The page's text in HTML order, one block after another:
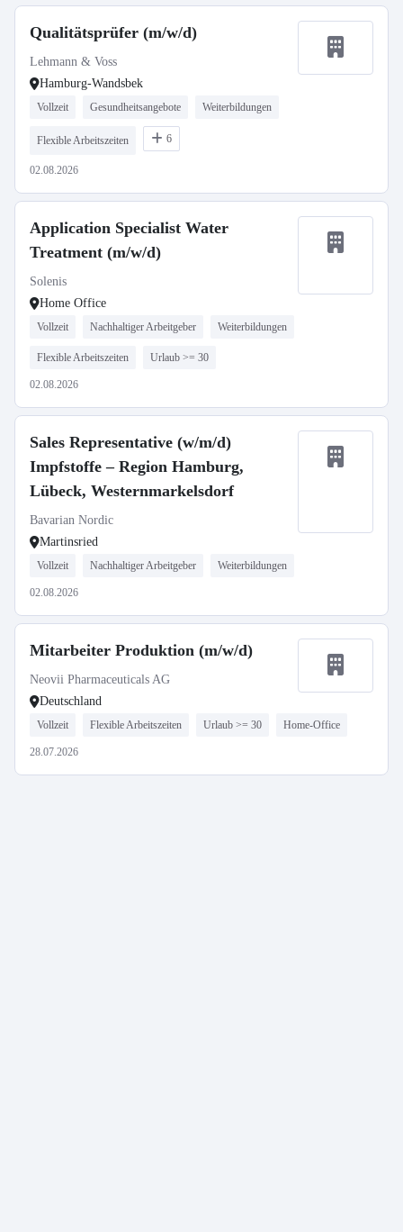
Qualitätsprüfer (m/w/d)
Lehmann & Voss
Hamburg-Wandsbek
Vollzeit Gesundheitsangebote Weiterbildungen
Flexible Arbeitszeiten 6
02.08.2026
Application Specialist Water
Treatment (m/w/d)
Solenis
Home Office
Vollzeit Nachhaltiger Arbeitgeber Weiterbildungen
Flexible Arbeitszeiten Urlaub >= 30
02.08.2026
Sales Representative (w/m/d)
Impfstoffe – Region Hamburg,
Lübeck, Westernmarkelsdorf
Bavarian Nordic
Martinsried
Vollzeit Nachhaltiger Arbeitgeber Weiterbildungen
02.08.2026
Mitarbeiter Produktion (m/w/d)
Neovii Pharmaceuticals AG
Deutschland
Vollzeit Flexible Arbeitszeiten Urlaub >= 30 Home-Office
28.07.2026